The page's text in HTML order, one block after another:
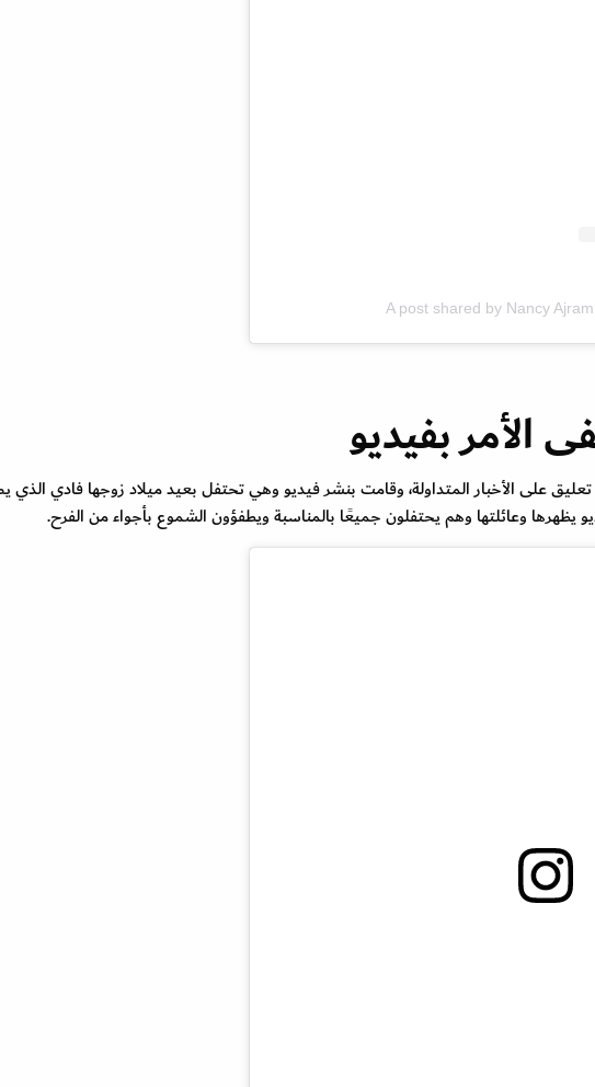
A post shared by Nancy
الأمر بفيديو
على الأخبار المتداولة، وقامت بنشر فيديو وهي تحتفل بعيد ميلاد زوجها فادي
يظهرها وعائلتها وهم يحتفلون جميعًا بالمناسبة ويطفؤون الشموع بأجواء من الفرح.